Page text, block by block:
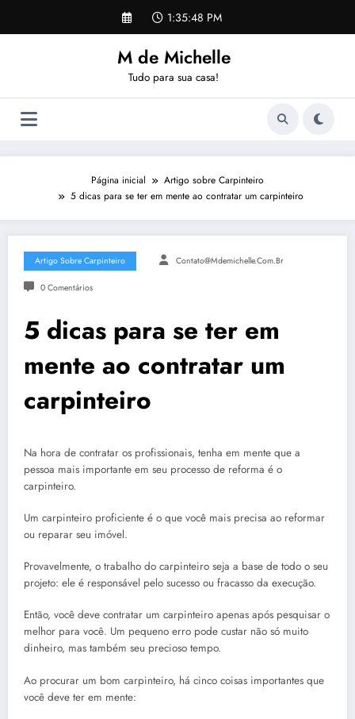
o
1:35:48 PM
M de Michelle
Tudo para sua casa!
Página inicial
Artigo sobre Carpinteiro
5 dicas para se ter em mente ao contratar um carpinteiro
Artigo Sobre Carpinteiro Contato@mdemichelle.com.br
0 Comentários
5 dicas para se ter em
mente ao contratar um
carpinteiro
Na hora de contratar os profissionais, tenha em mente que a
pessoa mais importante em seu processo de reforma é o
carpinteiro.
Um carpinteiro proficiente é o que você mais precisa ao reformar
ou reparar seu imóvel.
Provavelmente, o trabalho do carpinteiro seja a base de todo o seu
projeto: ele é responsável pelo sucesso ou fracasso da execução.
Então, você deve contratar um carpinteiro apenas após pesquisar o
melhor para você. Um pequeno erro pode custar não só muito
dinheiro, mas também seu precioso tempo.
Ao procurar um bom carpinteiro, há cinco coisas importantes que
você deve ter em mente: